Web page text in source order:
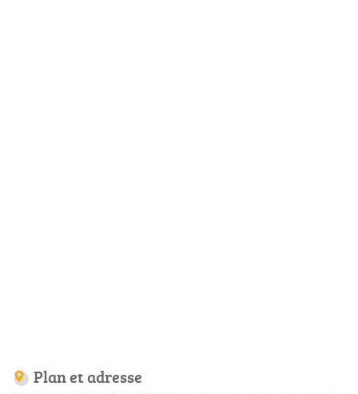
Plan et adresse